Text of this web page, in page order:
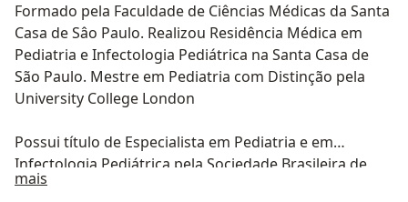
Formado pela Faculdade de Ciências Médicas da Santa
Casa de Sâo Paulo. Realizou Residência Médica em
Pediatria e Infectologia Pediátrica na Santa Casa de
São Paulo. Mestre em Pediatria com Distinção pela
University College London
Possui título de Especialista em Pediatria e em
Infectologia Pediátrica pela Sociedade Brasileira de
Pediatria e Associação Médica Brasileira.
mais